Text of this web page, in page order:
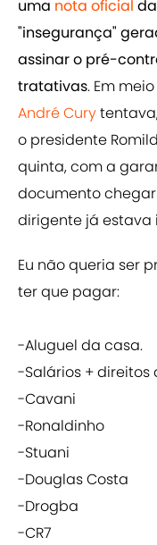
uma nota oficial
"insegurança"
assinar o pré-
tratativas. Em
André Cury
o presidente
quinta, com a
documento
dirigente já estava
Eu não queria ser
ter que pagar:
-Aluguel da casa.
-Salários + direitos
-Cavani
-Ronaldinho
-Stuani
-Douglas Costa
-Drogba
-CR7